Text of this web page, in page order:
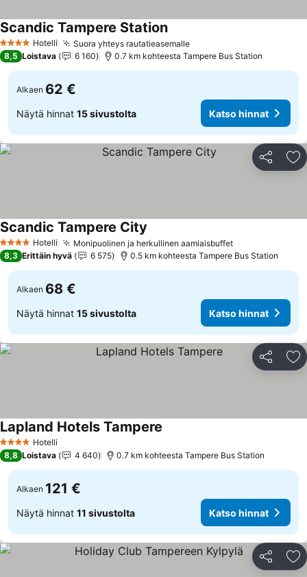
4 Tähtiluokitus
Hotelli Suora yhteys rautatieasemalle
Scandic Tampere Station
8,5 Loistava 6 160 0.7 km kohteesta Tampere Bus Station
Alkaen 62 €
Näytä hinnat 15 sivustolta Katso hinnat
Jaa
4 Tähtiluokitus
Hotelli Monipuolinen ja herkullinen aamiaisbuffet
Scandic Tampere City
8,3 Erittäin hyvä 6 575 0.5 km kohteesta Tampere Bus Station
Alkaen 68 €
Näytä hinnat 15 sivustolta Katso hinnat
Jaa
4 Tähtiluokitus
Hotelli
Lapland Hotels Tampere
8,8 Loistava 4 640 0.7 km kohteesta Tampere Bus Station
Alkaen 121 €
Näytä hinnat 11 sivustolta Katso hinnat
Jaa